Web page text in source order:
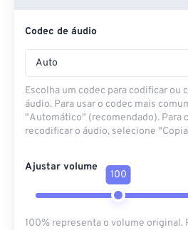
Codec de áudio
Auto
Escolha um codec para codificar ou
áudio. Para usar o codec mais
"Automático" (recomendado). Para
recodificar o áudio, selecione
Ajustar volume
100
100% representa o volume original.